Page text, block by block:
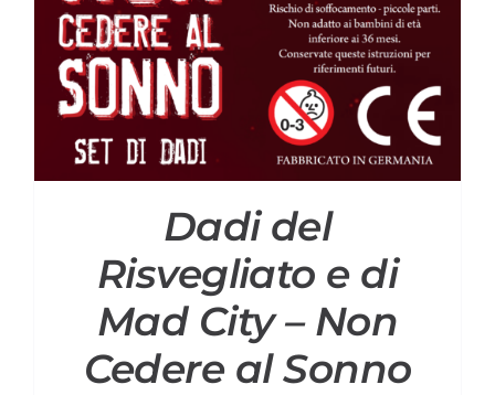
Carrello
Dadi del
Risvegliato e di
Mad City – Non
Cedere al Sonno